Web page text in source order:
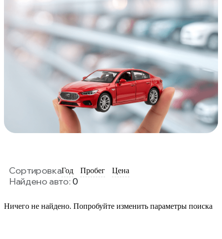
СортировкаГод Пробег Цена
Найдено авто: 0
Ничего не найдено. Попробуйте изменить параметры поиска